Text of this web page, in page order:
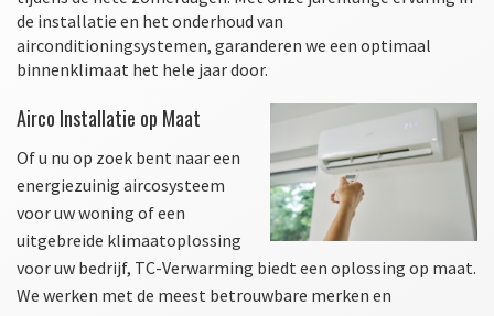
de installatie en het onderhoud van
airconditioningsystemen, garanderen we een optimaal
binnenklimaat het hele jaar door.
Airco Installatie op Maat
Of u nu op zoek bent naar een
energiezuinig aircosysteem
voor uw woning of een
uitgebreide klimaatoplossing
voor uw bedrijf, TC-Verwarming biedt een oplossing op maat.
We werken met de meest betrouwbare merken en